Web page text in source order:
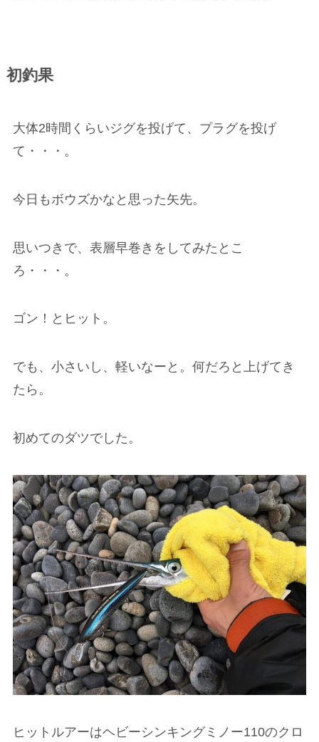
初釣果
大体2時間くらいジグを投げて、プラグを投げ
て・・・。
今日もボウズかなと思った矢先。
思いつきで、表層早巻きをしてみたとこ
ろ・・・。
ゴン！とヒット。
でも、小さいし、軽いなーと。何だろと上げてき
たら。
初めてのダツでした。
ヒットルアーはヘビーシンキングミノー110のクロ